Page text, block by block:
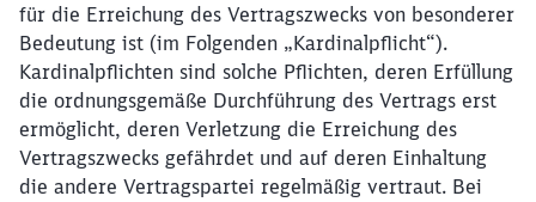
für die Erreichung des Vertragszwecks von besonderer
Bedeutung ist (im Folgenden „Kardinalpflicht“).
Kardinalpflichten sind solche Pflichten, deren Erfüllung
die ordnungsgemäße Durchführung des Vertrags erst
ermöglicht, deren Verletzung die Erreichung des
Vertragszwecks gefährdet und auf deren Einhaltung
die andere Vertragspartei regelmäßig vertraut. Bei